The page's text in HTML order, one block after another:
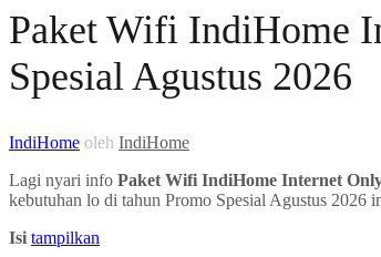
Paket Wifi IndiHome
Spesial Agustus 2026
IndiHome oleh IndiHome
Lagi nyari info Paket Wifi IndiHome Internet
kebutuhan lo di tahun Promo Spesial Agustus 2026
Isi tampilkan